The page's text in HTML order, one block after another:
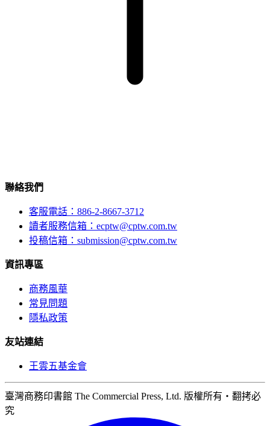
聯絡我們
客服電話：886-2-8667-3712
讀者服務信箱：ecptw@cptw.com.tw
投稿信箱： submission@cptw.com.tw
資訊專區
商務風華
常見問題
隱私政策
友站連結
王雲五基金會
臺灣商務印書館 The Commercial Press, Ltd. 版權所有‧翻拷必
究